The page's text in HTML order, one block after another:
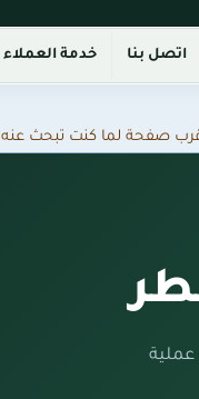
اتصل بنا خدمة العملاء
صفحة لما كنت تبحث عنه.